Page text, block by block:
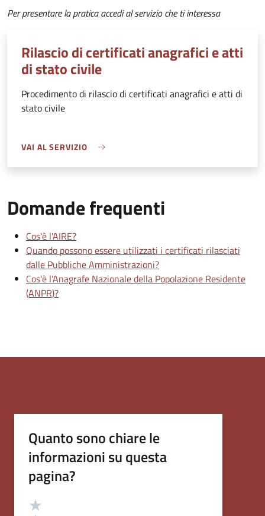
Per presentare la pratica accedi al servizio che ti interessa
Rilascio di certificati anagrafici e atti
di stato civile
Procedimento di rilascio di certificati anagrafici e atti di
stato civile
VAI AL SERVIZIO
Domande frequenti
Cos'è l'AIRE?
Quando possono essere utilizzati i certificati rilasciati
dalle Pubbliche Amministrazioni?
Cos'è l’Anagrafe Nazionale della Popolazione Residente
(ANPR)?
Quanto sono chiare le
informazioni su questa
pagina?
Valutazione